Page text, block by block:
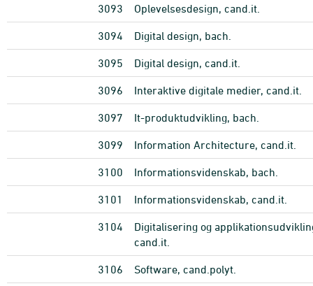
3093 Oplevelsesdesign, cand.it.
3094 Digital design, bach.
3095 Digital design, cand.it.
3096 Interaktive digitale medier, cand.it.
3097 It-produktudvikling, bach.
3099 Information Architecture, cand.it.
3100 Informationsvidenskab, bach.
3101 Informationsvidenskab, cand.it.
3104
Digitalisering og
cand.it.
3106 Software, cand.polyt.